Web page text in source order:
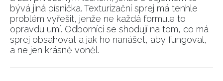
bývá jiná písnička. Texturizační sprej má tenhle
problém vyřešit, jenže ne každá formule to
opravdu umí. Odborníci se shodují na tom, co má
sprej obsahovat a jak ho nanášet, aby fungoval,
a ne jen krásně voněl.